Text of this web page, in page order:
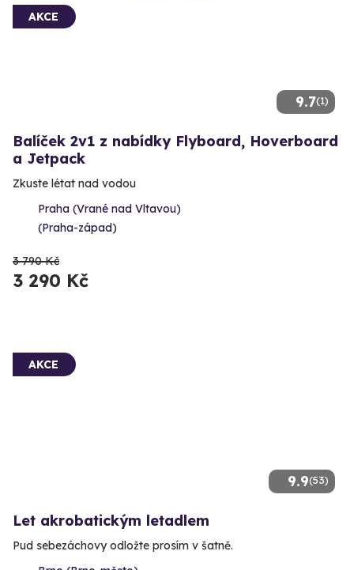
9.7(1)
AKCE
Balíček 2v1 z nabídky Flyboard, Hoverboard
a Jetpack
Zkuste létat nad vodou
Praha (Vrané nad Vltavou)
(Praha-západ)
3 790 Kč
3 290 Kč
9.9(53)
AKCE
Let akrobatickým letadlem
Pud sebezáchovy odložte prosím v šatně.